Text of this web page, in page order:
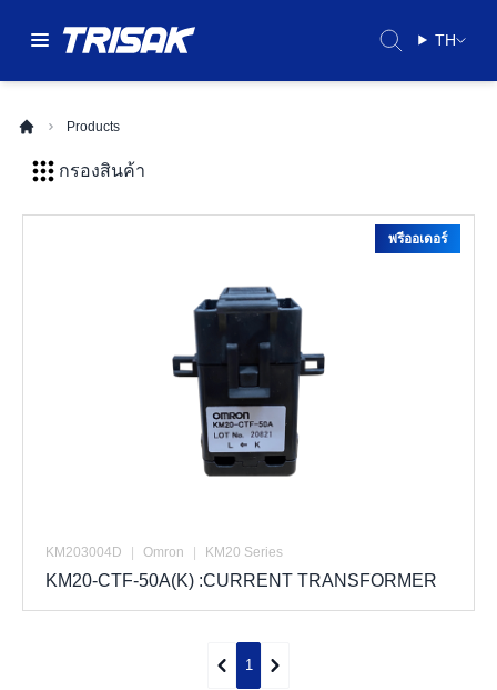
TH
Products
กรองสินค้า
KM203004D Omron KM20 Series
KM20-CTF-50A(K) :CURRENT TRANSFORMER
พรีออเดอร์
1